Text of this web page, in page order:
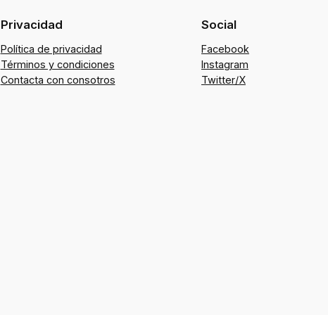
Privacidad
Política de privacidad
Términos y condiciones
Contacta con consotros
Social
Facebook
Instagram
Twitter/X